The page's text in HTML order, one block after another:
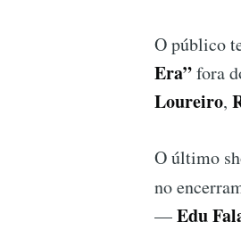
O público
Era”fora
Loureiro,
O último
no
—Edu